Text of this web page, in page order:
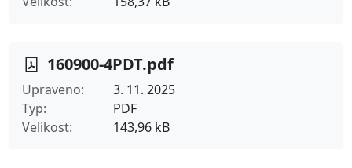
160900-4PDT.pdf
Upraveno
3. 11. 2025
Typ
PDF
Velikost
143,96 kB